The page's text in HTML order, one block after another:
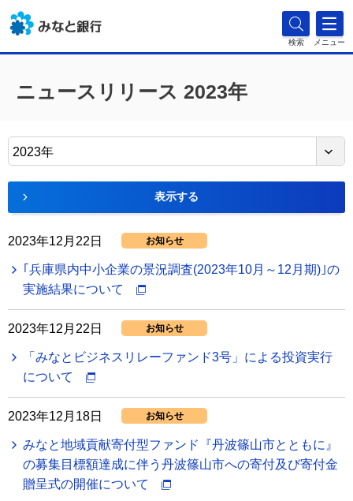
検索 メニュー
ニュースリリース 2023年
2023年
表示する
2023年12月22日 お知らせ
｢兵庫県内中小企業の景況調査(2023年10月～12月期)｣の
実施結果について
2023年12月22日 お知らせ
「みなとビジネスリレーファンド3号」による投資実行
について
2023年12月18日 お知らせ
みなと地域貢献寄付型ファンド『丹波篠山市とともに』
の募集目標額達成に伴う丹波篠山市への寄付及び寄付金
贈呈式の開催について